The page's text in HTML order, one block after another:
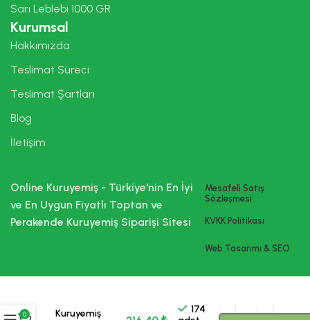
Sarı Leblebi 1000 GR
Kurumsal
Hakkımızda
Teslimat Süreci
Teslimat Şartları
Blog
İletişim
Online Kuruyemiş - Türkiye'nin En İyi
ve En Uygun Fiyatlı Toptan ve
Perakende Kuruyemiş Siparişi Sitesi
Mesafeli Satış
Sözleşmesi
KVKK Politikası
Web Tasarımı & SEO
Kuruyemiş
174
0